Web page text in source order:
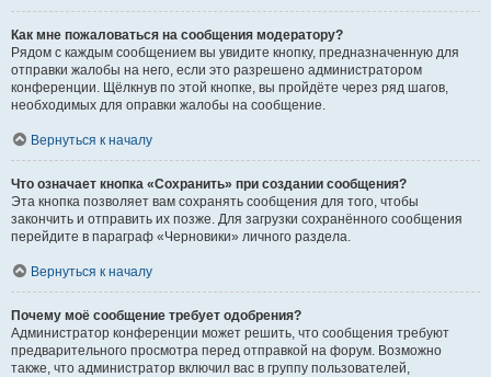
Как мне пожаловаться на сообщения модератору?
Рядом с каждым сообщением вы увидите кнопку, предназначенную для
отправки жалобы на него, если это разрешено администратором
конференции. Щёлкнув по этой кнопке, вы пройдёте через ряд шагов,
необходимых для оправки жалобы на сообщение.
Вернуться к началу
Что означает кнопка «Сохранить» при создании сообщения?
Эта кнопка позволяет вам сохранять сообщения для того, чтобы
закончить и отправить их позже. Для загрузки сохранённого сообщения
перейдите в параграф «Черновики» личного раздела.
Вернуться к началу
Почему моё сообщение требует одобрения?
Администратор конференции может решить, что сообщения требуют
предварительного просмотра перед отправкой на форум. Возможно
также, что администратор включил вас в группу пользователей,